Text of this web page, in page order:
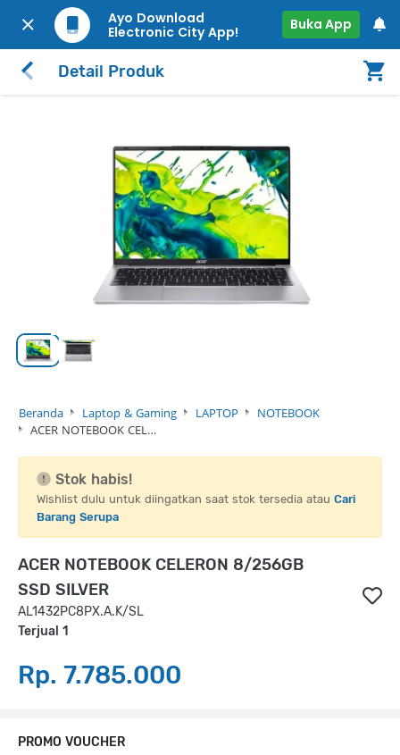
Ayo Download
Electronic City App!
Buka App
Detail Produk
Beranda Laptop & Gaming LAPTOP
NOTEBOOK
ACER NOTEBOOK CEL…
Stok habis!
Wishlist dulu untuk diingatkan saat stok tersedia atau Cari
Barang Serupa
ACER NOTEBOOK CELERON 8/256GB
SSD SILVER
AL1432PC8PX.A.K/SL
Terjual 1
Rp. 7.785.000
PROMO VOUCHER